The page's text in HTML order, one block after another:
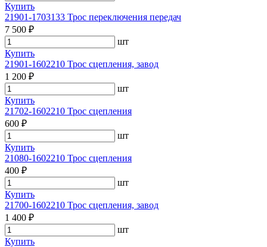
Купить
21901-1703133 Трос переключения передач
7 500 ₽
шт
Купить
21901-1602210 Трос сцепления, завод
1 200 ₽
шт
Купить
21702-1602210 Трос сцепления
600 ₽
шт
Купить
21080-1602210 Трос сцепления
400 ₽
шт
Купить
21700-1602210 Трос сцепления, завод
1 400 ₽
шт
Купить